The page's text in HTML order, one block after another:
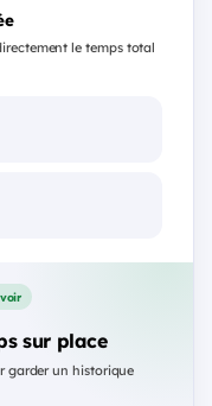
le temps total
sur place
garder un historique